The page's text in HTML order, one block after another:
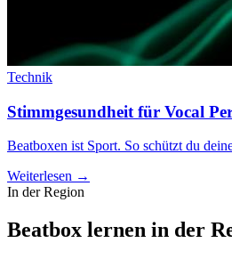
Technik
Stimmgesundheit für Vocal
Beatboxen ist Sport. So schützt du
Weiterlesen →
In der Region
Beatbox lernen in der